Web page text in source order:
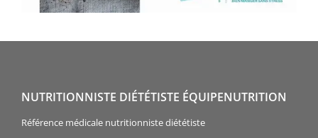
NUTRITIONNISTE DIÉTÉTISTE ÉQUIPENUTRITION
Référence médicale nutritionniste diététiste